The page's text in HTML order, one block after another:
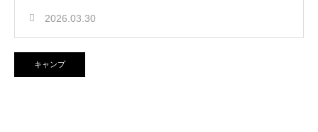
2026.03.30
キャンプ